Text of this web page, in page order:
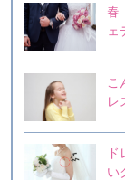
春
ェ
こ
レ
い